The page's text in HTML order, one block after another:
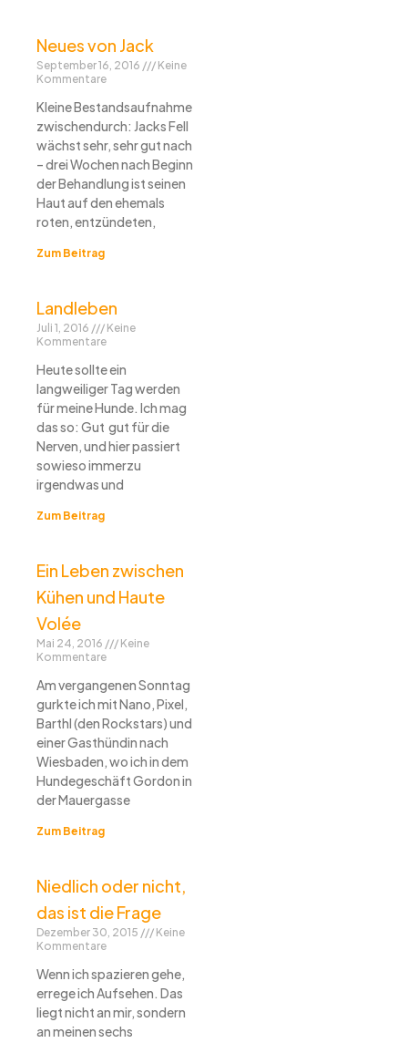
Neues von Jack
September 16, 2016
Keine
Kommentare
Kleine Bestandsaufnahme
zwischendurch: Jacks Fell
wächst sehr, sehr gut nach
– drei Wochen nach Beginn
der Behandlung ist seinen
Haut auf den ehemals
roten, entzündeten,
Zum Beitrag
Landleben
Juli 1, 2016
Keine
Kommentare
Heute sollte ein
langweiliger Tag werden
für meine Hunde. Ich mag
das so: Gut gut für die
Nerven, und hier passiert
sowieso immerzu
irgendwas und
Zum Beitrag
Ein Leben zwischen
Kühen und Haute
Volée
Mai 24, 2016
Keine
Kommentare
Am vergangenen Sonntag
gurkte ich mit Nano, Pixel,
Barthl (den Rockstars) und
einer Gasthündin nach
Wiesbaden, wo ich in dem
Hundegeschäft Gordon in
der Mauergasse
Zum Beitrag
Niedlich oder nicht,
das ist die Frage
Dezember 30, 2015
Keine
Kommentare
Wenn ich spazieren gehe,
errege ich Aufsehen. Das
liegt nicht an mir, sondern
an meinen sechs